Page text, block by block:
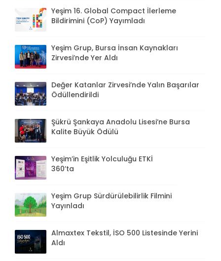
Yeşim 16. Global Compact İlerleme
Bildirimini (CoP) Yayımladı
Yeşim Grup, Bursa İnsan Kaynakları
Zirvesi’nde Yer Aldı
Değer Katanlar Zirvesi’nde Yalın Başarılar
Ödüllendirildi
Şükrü Şankaya Anadolu Lisesi’ne Bursa
Kalite Büyük Ödülü
Yeşim’in Eşitlik Yolculuğu ETKİ
360’ta
Yeşim Grup Sürdürülebilirlik Filmini
Yayınladı
Almaxtex Tekstil, İSO 500 Listesinde Yerini
Aldı